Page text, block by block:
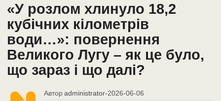
«У розлом хлинуло 18,2
кубічних кілометрів
води…»: повернення
Великого Лугу – як це було,
що зараз і що далі?
Автор administrator-2026-06-06